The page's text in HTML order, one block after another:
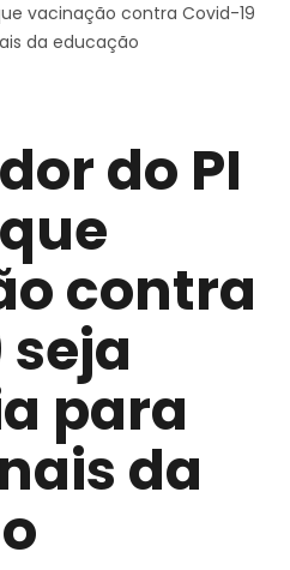
vacinação contra Covid-19
da educação
do PI
contra
para
da